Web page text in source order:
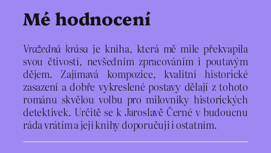
Mé hodnocení
Vražedná krása je kniha, která mě mile překvapila
svou čtivostí, nevšedním zpracováním i poutavým
dějem. Zajímavá kompozice, kvalitní historické
zasazení a dobře vykreslené postavy dělají z tohoto
románu skvělou volbu pro milovníky historických
detektivek. Určitě se k Jaroslavě Černé v budoucnu
ráda vrátím a její knihy doporučuji i ostatním.